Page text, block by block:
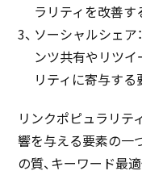
ラリティを改善す
ソーシャルシェア
ンツ共有やリツイ
リティに寄与する
リンクポピュラリテ
響を与える要素の一
の質、キーワード最